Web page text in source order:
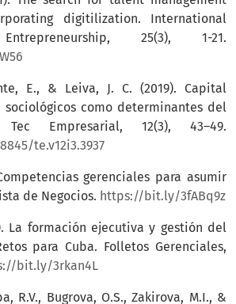
digitilization. International
25(3), 1-21.
E., & Leiva, J. C. (2019). Capital
sociológicos como determinantes del
Tec Empresarial, 12(3), 43–49.
te.v12i3.3937
gerenciales para asumir
de Negocios. https://bit.ly/3fABq9z
La formación ejecutiva y gestión del
para Cuba. Folletos Gerenciales,
bit.ly/3rkan4L
R.V., Bugrova, O.S., Zakirova, M.I., &